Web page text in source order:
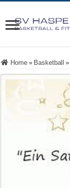
Home » Basketball »